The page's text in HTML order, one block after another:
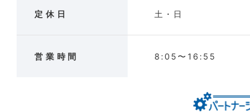
定休日 土・日
営業時間 8:05〜16:55